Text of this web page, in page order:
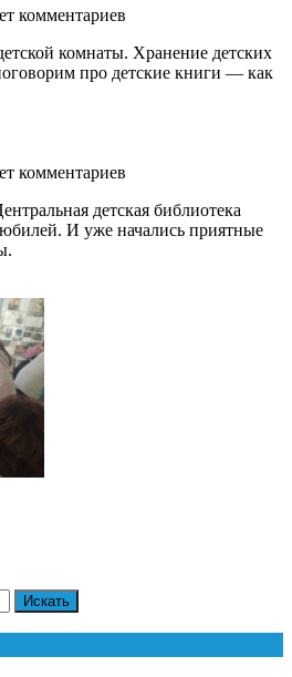
комментариев
комнаты. Хранение детских
про детские книги — как
комментариев
детская библиотека
И уже начались приятные